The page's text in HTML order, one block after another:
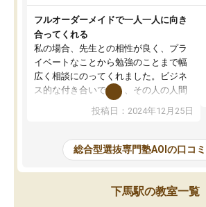
フルオーダーメイドで一人一人に向き
合ってくれる
私の場合、先生との相性が良く、プラ
イベートなことから勉強のことまで幅
広く相談にのってくれました。ビジネ
ス的な付き合いでなく、その人の人間
性までを適切に把握し、むきあってい
るなぁと強く感じることできました。
と相談すると、他の先生も紹介してく
ださり、客観的なアドバイスもいただ
くことができました（志望理由・自己
PR等の添削において）。そして、なに
より自習室が解放されている点がよか
投稿日：2024年12月25日
総合型選抜専門塾AOIの口コ
下馬駅の教室一覧